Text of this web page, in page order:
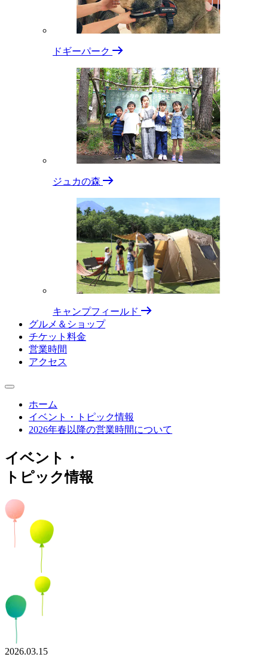
ドギーパーク
ジュカの森
キャンプフィールド
グルメ＆ショップ
チケット料⾦
営業時間
アクセス
ホーム
イベント・トピック情報
2026年春以降の営業時間について
イベント・
トピック情報
2026.03.15